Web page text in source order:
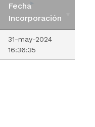
Fecha
Incorporación
Fecha
Incorporación
31-may-2024
16:36:35